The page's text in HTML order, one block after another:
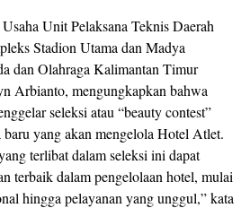
Unit Pelaksana Teknis Daerah
Stadion Utama dan Madya
dan Olahraga Kalimantan Timur
Arbianto, mengungkapkan bahwa
seleksi atau “beauty contest”
yang akan mengelola Hotel Atlet.
terlibat dalam seleksi ini dapat
terbaik dalam pengelolaan hotel, mulai
hingga pelayanan yang unggul,” kata